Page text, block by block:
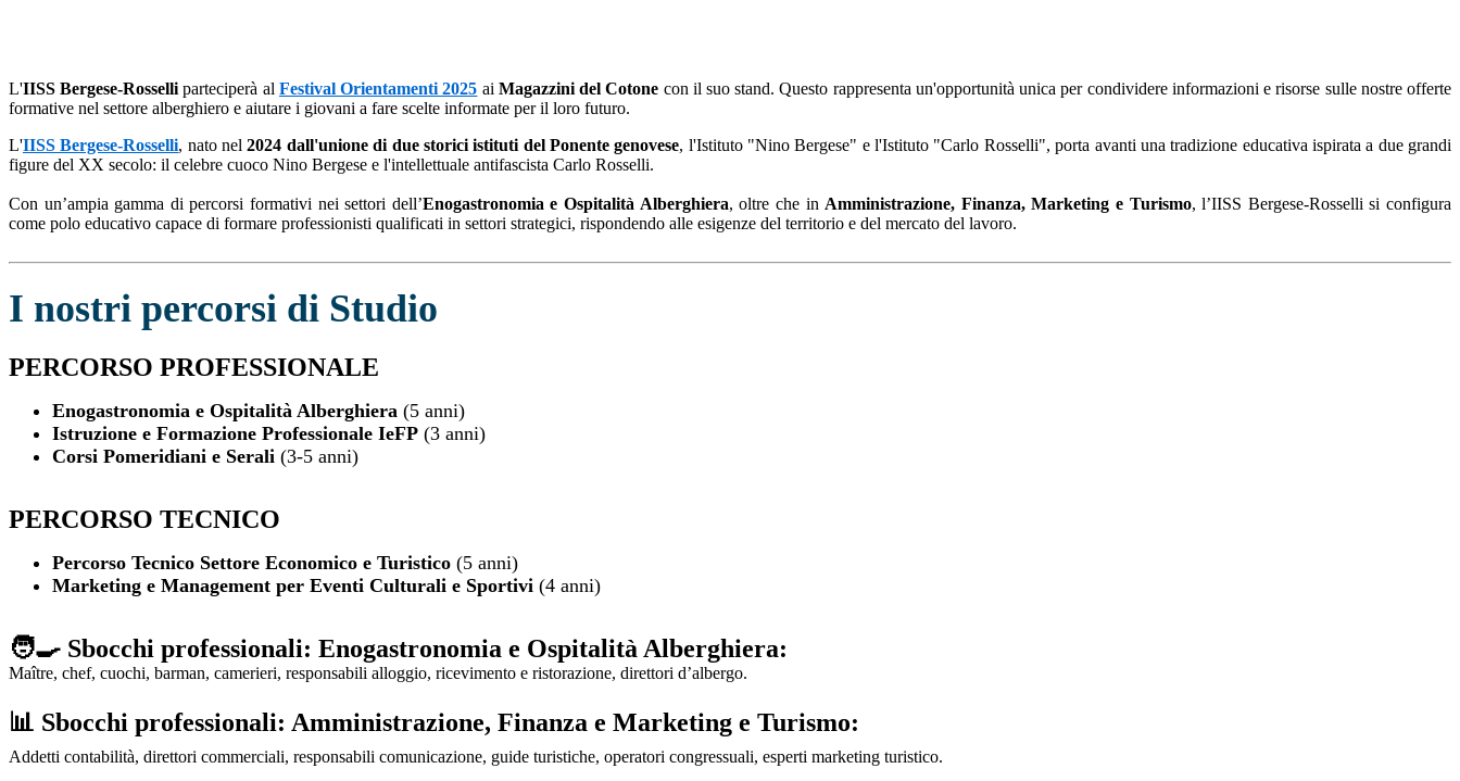
L'IISS Bergese-Rosselli parteciperà al Festival Orientamenti 2025 ai Magazzini del Cotone con il suo stand. Questo rappresenta un'opportunità unica per condividere informazioni e risorse sulle nostre offerte
formative nel settore alberghiero e aiutare i giovani a fare scelte informate per il loro futuro.
L'IISS Bergese-Rosselli, nato nel 2024 dall'unione di due storici istituti del Ponente genovese, l'Istituto "Nino Bergese" e l'Istituto "Carlo Rosselli", porta avanti una tradizione educativa ispirata a due grandi
figure del XX secolo: il celebre cuoco Nino Bergese e l'intellettuale antifascista Carlo Rosselli.
Con un’ampia gamma di percorsi formativi nei settori dell’Enogastronomia e Ospitalità Alberghiera, oltre che in Amministrazione, Finanza, Marketing e Turismo, l’IISS Bergese-Rosselli si configura
come polo educativo capace di formare professionisti qualificati in settori strategici, rispondendo alle esigenze del territorio e del mercato del lavoro.
I nostri percorsi di Studio
PERCORSO PROFESSIONALE
Enogastronomia e Ospitalità Alberghiera (5 anni)
Istruzione e Formazione Professionale IeFP (3 anni)
Corsi Pomeridiani e Serali (3-5 anni)
PERCORSO TECNICO
Percorso Tecnico Settore Economico e Turistico (5 anni)
Marketing e Management per Eventi Culturali e Sportivi (4 anni)
🧑‍🍳 Sbocchi professionali: Enogastronomia e Ospitalità Alberghiera:
Maître, chef, cuochi, barman, camerieri, responsabili alloggio, ricevimento e ristorazione, direttori d’albergo.
📊 Sbocchi professionali: Amministrazione, Finanza e Marketing e Turismo:
Addetti contabilità, direttori commerciali, responsabili comunicazione, guide turistiche, operatori congressuali, esperti marketing turistico.